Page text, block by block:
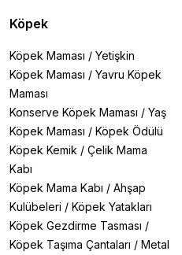
Köpek
Köpek Maması / Yetişkin
Köpek Maması / Yavru Köpek
Maması
Konserve Köpek Maması / Yaş
Köpek Maması / Köpek Ödülü
Köpek Kemik / Çelik Mama
Kabı
Köpek Mama Kabı / Ahşap
Kulübeleri / Köpek Yatakları
Köpek Gezdirme Tasması /
Köpek Taşıma Çantaları / Metal